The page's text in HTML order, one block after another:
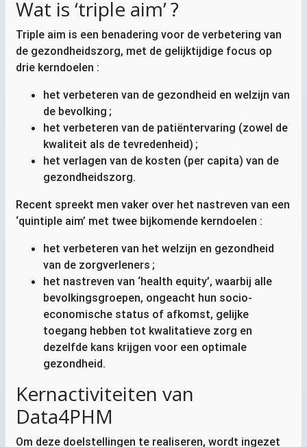
Wat is ‘triple aim’?
Triple aim is een benadering voor de verbetering van
de gezondheidszorg, met de gelijktijdige focus op
drie kerndoelen :
het verbeteren van de gezondheid en welzijn van
de bevolking ;
het verbeteren van de patiëntervaring (zowel de
kwaliteit als de tevredenheid) ;
het verlagen van de kosten (per capita) van de
gezondheidszorg.
Recent spreekt men vaker over het nastreven van een
‘quintiple aim’ met twee bijkomende kerndoelen :
het verbeteren van het welzijn en gezondheid
van de zorgverleners ;
het nastreven van ‘health equity’, waarbij alle
bevolkingsgroepen, ongeacht hun socio-
economische status of afkomst, gelijke
toegang hebben tot kwalitatieve zorg en
dezelfde kans krijgen voor een optimale
gezondheid.
Kernactiviteiten van
Data4PHM
Om deze doelstellingen te realiseren, wordt ingezet